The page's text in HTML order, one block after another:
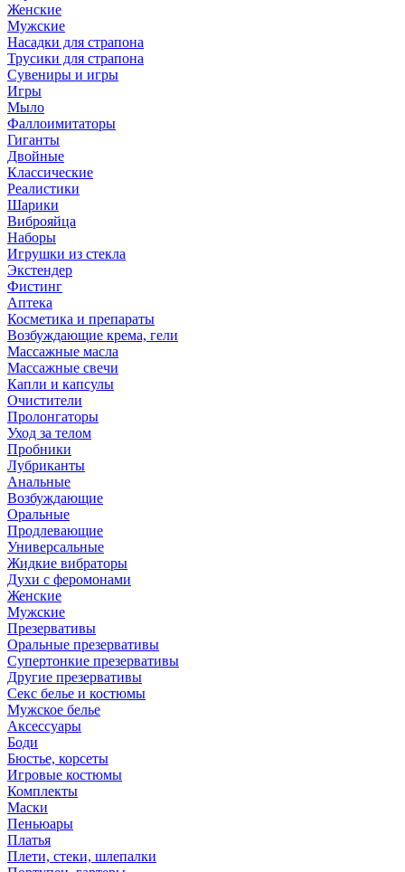
Женские
Мужские
Насадки для страпона
Трусики для страпона
Сувениры и игры
Игры
Мыло
Фаллоимитаторы
Гиганты
Двойные
Классические
Реалистики
Шарики
Виброяйца
Наборы
Игрушки из стекла
Экстендер
Фистинг
Аптека
Косметика и препараты
Возбуждающие крема, гели
Массажные масла
Массажные свечи
Капли и капсулы
Очистители
Пролонгаторы
Уход за телом
Пробники
Лубриканты
Анальные
Возбуждающие
Оральные
Продлевающие
Универсальные
Жидкие вибраторы
Духи с феромонами
Женские
Мужские
Презервативы
Оральные презервативы
Супертонкие презервативы
Другие презервативы
Секс белье и костюмы
Мужское белье
Аксессуары
Боди
Бюстье, корсеты
Игровые костюмы
Комплекты
Маски
Пеньюары
Платья
Плети, стеки, шлепалки